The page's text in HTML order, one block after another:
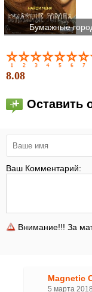
Бумажные
8.08
Оставить
Ваш Комментарий:
Внимание!!! За
Magnetic
5 марта